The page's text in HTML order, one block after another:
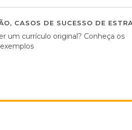
, CASOS DE SUCESSO DE
um currículo original? Conheça os